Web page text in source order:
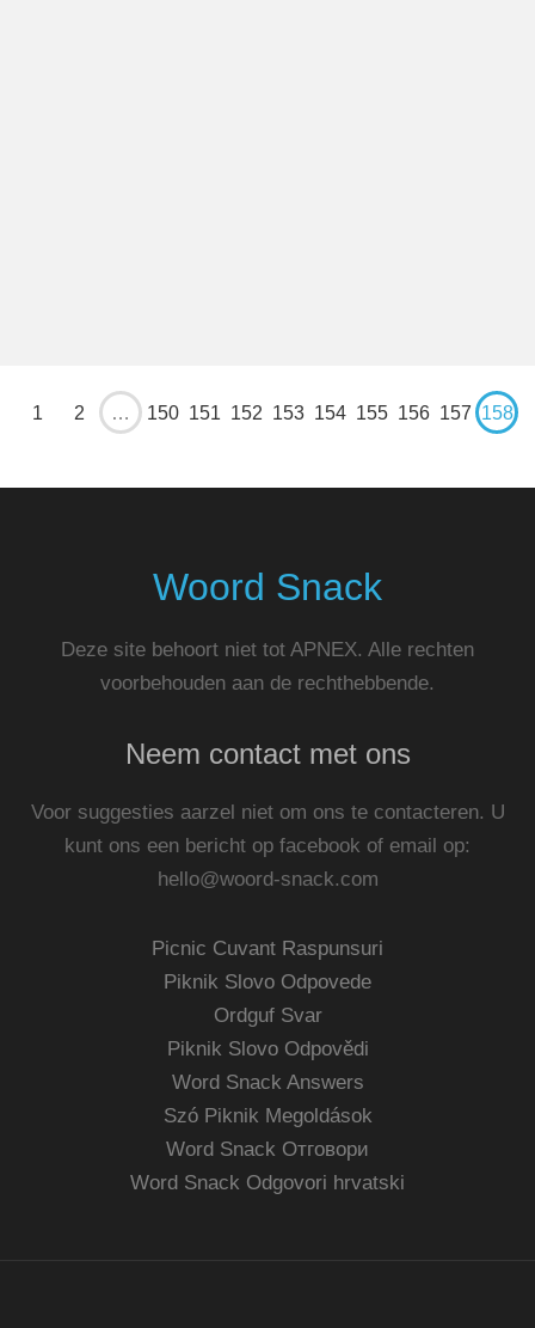
1 2 … 150 151 152 153 154 155 156 157 158
Woord Snack
Deze site behoort niet tot APNEX. Alle rechten
voorbehouden aan de rechthebbende.
Neem contact met ons
Voor suggesties aarzel niet om ons te contacteren. U
kunt ons een bericht op facebook of email op:
hello@woord-snack.com
Picnic Cuvant Raspunsuri
Piknik Slovo Odpovede
Ordguf Svar
Piknik Slovo Odpovědi
Word Snack Answers
Szó Piknik Megoldások
Word Snack Отговори
Word Snack Odgovori hrvatski